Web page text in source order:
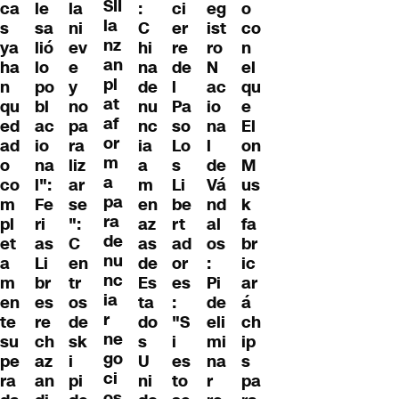
ca
s
ya
ha
n
qu
ed
ad
o
co
m
pl
et
a
m
en
te
su
pe
ra
le
sa
lió
lo
po
bl
ac
io
na
l":
Fe
ri
as
Li
br
es
re
ch
az
an
la
ni
ev
e
y
no
pa
ra
liz
ar
se
":
C
en
tr
os
de
sk
i
pi
SII
la
nz
an
pl
at
af
or
m
a
pa
ra
de
nu
nc
ia
r
ne
go
ci
:
C
hi
na
de
nu
nc
ia
a
m
en
az
as
de
Es
ta
do
s
U
ni
ci
er
re
de
l
Pa
so
Lo
s
Li
be
rt
ad
or
es
:
"S
i
es
to
eg
ist
ro
N
ac
io
na
l
de
Vá
nd
al
os
:
Pi
de
eli
mi
na
r
o
co
n
el
qu
e
El
on
M
us
k
fa
br
ic
ar
á
ch
ip
s
pa